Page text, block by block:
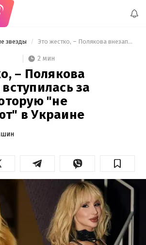
звезды Это жестко, – Полякова внезапно вступилась за Лободу, которую "не принимают" в Украине
2 мин
– Полякова
за
"не
в Украине